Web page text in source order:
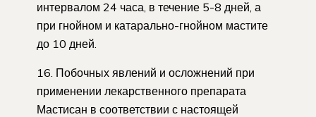
интервалом 24 часа, в течение 5-8 дней, а
при гнойном и катарально-гнойном мастите
до 10 дней.
16. Побочных явлений и осложнений при
применении лекарственного препарата
Мастисан в соответствии с настоящей